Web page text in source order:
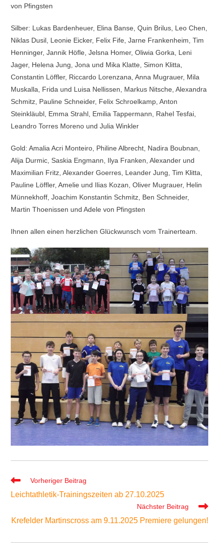
von Pfingsten
Silber: Lukas Bardenheuer, Elina Banse, Quin Brilus, Leo Chen,
Niklas Dusil, Leonie Eicker, Felix Fife, Jarne Frankenheim, Tim
Henninger, Jannik Höfle, Jelsna Homer, Oliwia Gorka, Leni
Jager, Helena Jung, Jona und Mika Klatte, Simon Klitta,
Constantin Löffler, Riccardo Lorenzana, Anna Mugrauer, Mila
Muskalla, Frida und Luisa Nellissen, Markus Nitsche, Alexandra
Schmitz, Pauline Schneider, Felix Schroelkamp, Anton
Steinkläubl, Emma Strahl, Emilia Tappermann, Rahel Tesfai,
Leandro Torres Moreno und Julia Winkler
Gold: Amalia Acri Monteiro, Philine Albrecht, Nadira Boubnan,
Alija Durmic, Saskia Engmann, Ilya Franken, Alexander und
Maximilian Fritz, Alexander Goerres, Leander Jung, Tim Klitta,
Pauline Löffler, Amelie und Ilias Kozan, Oliver Mugrauer, Helin
Münnekhoff, Joachim Konstantin Schmitz, Ben Schneider,
Martin Thoenissen und Adele von Pfingsten
Ihnen allen einen herzlichen Glückwunsch vom Trainerteam.
Weitere
ansehen
Vorheriger Beitrag
Leichtathletik-Trainingszeiten ab 27.10.2025
Nächster Beitrag
Krefelder Martinscross am 9.11.2025 Premiere gelungen!